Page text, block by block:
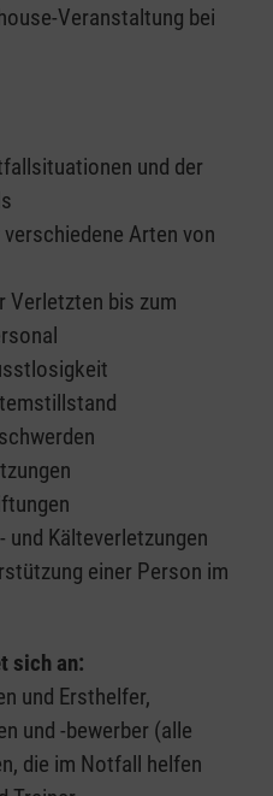
Veranstaltung bei
und der
Arten von
Verletzten bis zum
und Kälteverletzungen
einer Person im
sich an:
und Ersthelfer,
und -bewerber (alle
die im Notfall helfen